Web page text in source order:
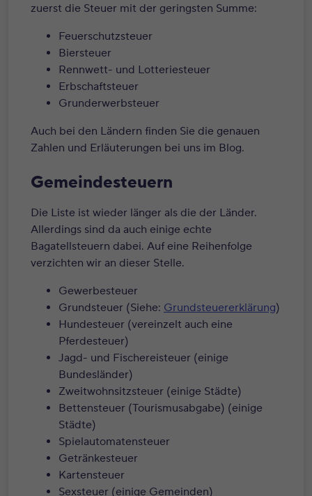
zuerst die Steuer mit der geringsten Summe:
Feuerschutzsteuer
Biersteuer
Rennwett- und Lotteriesteuer
Erbschaftsteuer
Grunderwerbsteuer
Auch bei den Ländern finden Sie die genauen
Zahlen und Erläuterungen bei uns im Blog.
Gemeindesteuern
Die Liste ist wieder länger als die der Länder.
Allerdings sind da auch einige echte
Bagatellsteuern dabei. Auf eine Reihenfolge
verzichten wir an dieser Stelle.
Gewerbesteuer
Grundsteuer (Siehe: Grundsteuererklärung)
Hundesteuer (vereinzelt auch eine
Pferdesteuer)
Jagd- und Fischereisteuer (einige
Bundesländer)
Zweitwohnsitzsteuer (einige Städte)
Bettensteuer (Tourismusabgabe) (einige
Städte)
Spielautomatensteuer
Getränkesteuer
Kartensteuer
Sexsteuer (einige Gemeinden)